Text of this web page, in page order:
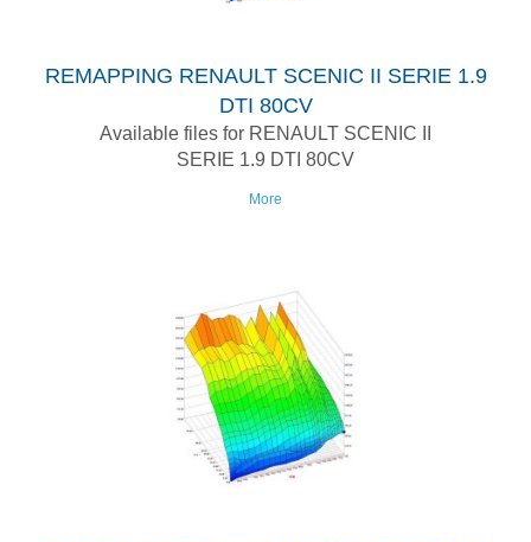
REMAPPING RENAULT SCENIC II SERIE 1.9
DTI 80CV
Available files for RENAULT SCENIC II
SERIE 1.9 DTI 80CV
More